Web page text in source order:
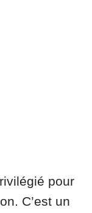
pour
C’est un